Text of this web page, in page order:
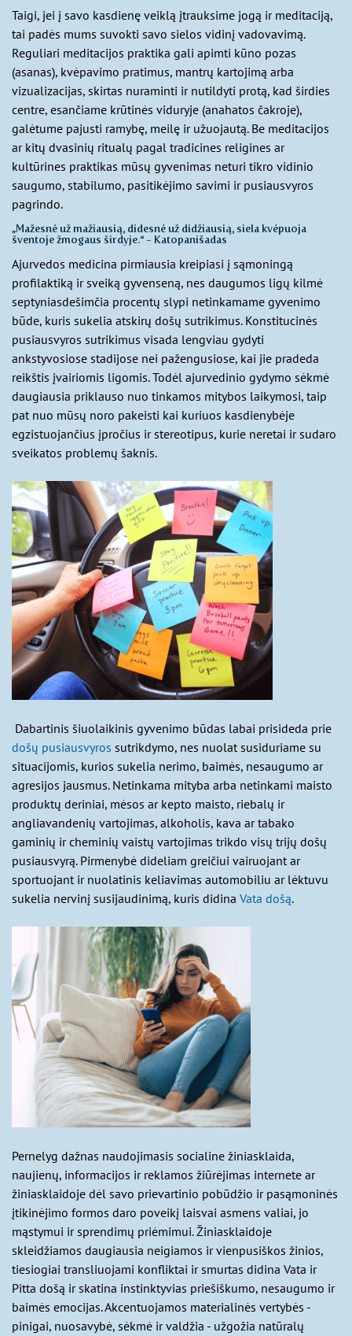
Taigi, jei į savo kasdienę veiklą įtrauksime jogą ir meditaciją,
tai padės mums suvokti savo sielos vidinį vadovavimą.
Reguliari meditacijos praktika gali apimti kūno pozas
(asanas), kvėpavimo pratimus, mantrų kartojimą arba
vizualizacijas, skirtas nuraminti ir nutildyti protą, kad širdies
centre, esančiame krūtinės viduryje (anahatos čakroje),
galėtume pajusti ramybę, meilę ir užuojautą. Be meditacijos
ar kitų dvasinių ritualų pagal tradicines religines ar
kultūrines praktikas mūsų gyvenimas neturi tikro vidinio
saugumo, stabilumo, pasitikėjimo savimi ir pusiausvyros
pagrindo.
„Mažesnė už mažiausią, didesnė už didžiausią, siela kvėpuoja
šventoje žmogaus širdyje.“ - Katopanišadas
Ajurvedos medicina pirmiausia kreipiasi į sąmoningą
profilaktiką ir sveiką gyvenseną, nes daugumos ligų kilmė
septyniasdešimčia procentų slypi netinkamame gyvenimo
būde, kuris sukelia atskirų došų sutrikimus. Konstitucinės
pusiausvyros sutrikimus visada lengviau gydyti
ankstyvosiose stadijose nei pažengusiose, kai jie pradeda
reikštis įvairiomis ligomis. Todėl ajurvedinio gydymo sėkmė
daugiausia priklauso nuo tinkamos mitybos laikymosi, taip
pat nuo mūsų noro pakeisti kai kuriuos kasdienybėje
egzistuojančius įpročius ir stereotipus, kurie neretai ir sudaro
sveikatos problemų šaknis.
Dabartinis šiuolaikinis gyvenimo būdas labai prisideda prie
došų pusiausvyros sutrikdymo, nes nuolat susiduriame su
situacijomis, kurios sukelia nerimo, baimės, nesaugumo ar
agresijos jausmus. Netinkama mityba arba netinkami maisto
produktų deriniai, mėsos ar kepto maisto, riebalų ir
angliavandenių vartojimas, alkoholis, kava ar tabako
gaminių ir cheminių vaistų vartojimas trikdo visų trijų došų
pusiausvyrą. Pirmenybė dideliam greičiui vairuojant ar
sportuojant ir nuolatinis keliavimas automobiliu ar lėktuvu
sukelia nervinį susijaudinimą, kuris didina Vata došą.
Pernelyg dažnas naudojimasis socialine žiniasklaida,
naujienų, informacijos ir reklamos žiūrėjimas internete ar
žiniasklaidoje dėl savo prievartinio pobūdžio ir pasąmoninės
įtikinėjimo formos daro poveikį laisvai asmens valiai, jo
mąstymui ir sprendimų priėmimui. Žiniasklaidoje
skleidžiamos daugiausia neigiamos ir vienpusiškos žinios,
tiesiogiai transliuojami konfliktai ir smurtas didina Vata ir
Pitta došą ir skatina instinktyvias priešiškumo, nesaugumo ir
baimės emocijas. Akcentuojamos materialinės vertybės -
pinigai, nuosavybė, sėkmė ir valdžia - užgožia natūralų